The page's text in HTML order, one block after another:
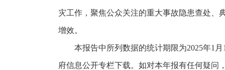
灾工作，聚焦公众关注的重大事故隐患查处、
增效。
本报告中所列数据的统计期限为2025年1
府信息公开专栏下载。如对本年报有任何疑问